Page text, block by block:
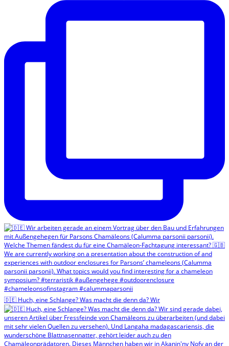
🇩🇪 Huch, eine Schlange? Was macht die denn da? Wir